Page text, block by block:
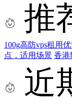
推
100g高防vps租用
点，适用场景 香港
近